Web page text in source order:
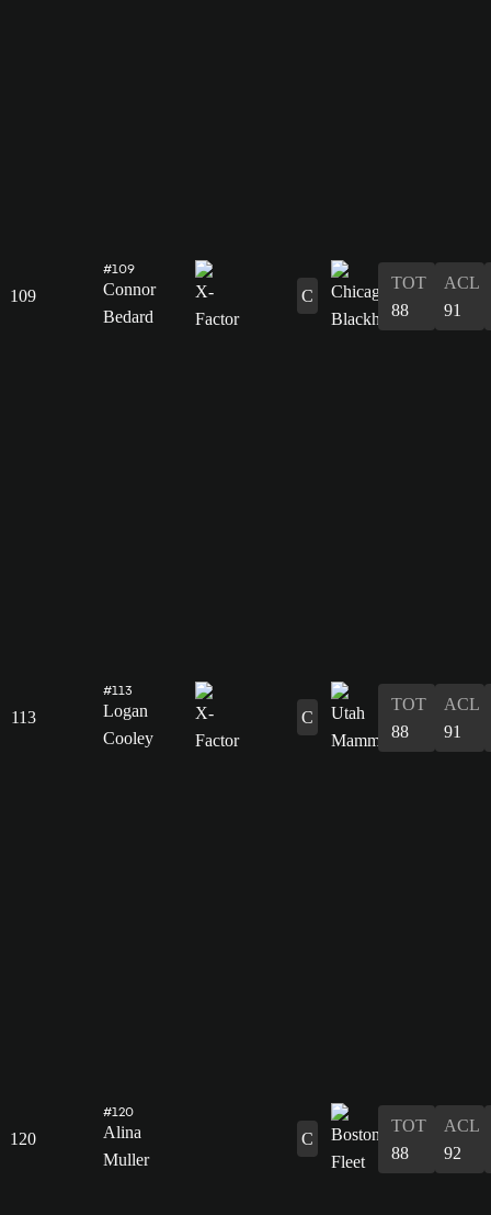
109
#109
Connor
Bedard
C
TOT
88
ACL
91
113
#113
Logan
Cooley
C
TOT
88
ACL
91
120
#120
Alina
Muller
C
TOT
88
ACL
92